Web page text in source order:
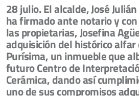
28 julio. El alcalde, José
ha firmado ante notario y
las propietarias, Josefina
adquisición del histórico alfar
Purísima, un inmueble que
futuro Centro de
Cerámica, dando así
uno de sus compromisos